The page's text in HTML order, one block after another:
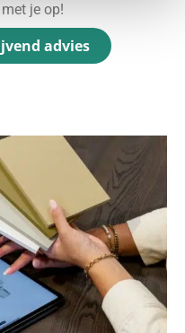
je op!
advies